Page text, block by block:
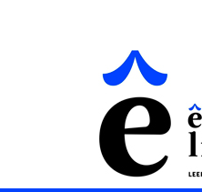
EL MAYOR FESTIVAL DE JUEGOS